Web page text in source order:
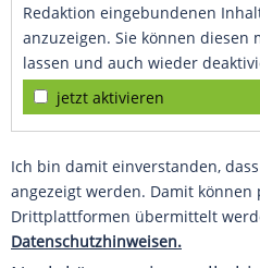
Redaktion eingebundenen
anzuzeigen. Sie können diesen
lassen und auch wieder
jetzt aktivieren
Ich bin damit einverstanden,
angezeigt werden. Damit können
Drittplattformen übermittelt
Datenschutzhinweisen.